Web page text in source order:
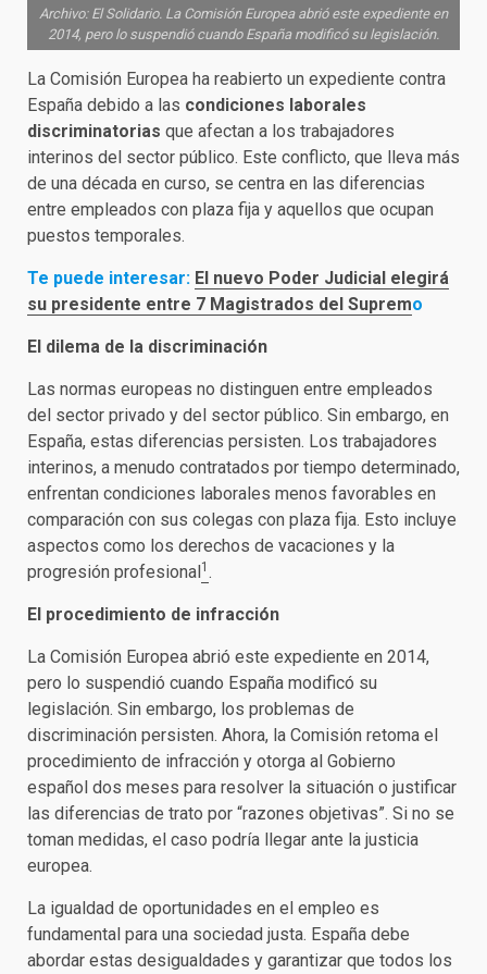
Archivo: El Solidario. La Comisión Europea abrió este expediente en
2014, pero lo suspendió cuando España modificó su legislación.
La Comisión Europea ha reabierto un expediente contra
España debido a las condiciones laborales
discriminatorias que afectan a los trabajadores
interinos del sector público. Este conflicto, que lleva más
de una década en curso, se centra en las diferencias
entre empleados con plaza fija y aquellos que ocupan
puestos temporales.
Te puede interesar: El nuevo Poder Judicial elegirá
su presidente entre 7 Magistrados del Supremo
El dilema de la discriminación
Las normas europeas no distinguen entre empleados
del sector privado y del sector público. Sin embargo, en
España, estas diferencias persisten. Los trabajadores
interinos, a menudo contratados por tiempo determinado,
enfrentan condiciones laborales menos favorables en
comparación con sus colegas con plaza fija. Esto incluye
aspectos como los derechos de vacaciones y la
progresión profesional1 .
El procedimiento de infracción
La Comisión Europea abrió este expediente en 2014,
pero lo suspendió cuando España modificó su
legislación. Sin embargo, los problemas de
discriminación persisten. Ahora, la Comisión retoma el
procedimiento de infracción y otorga al Gobierno
español dos meses para resolver la situación o justificar
las diferencias de trato por “razones objetivas”. Si no se
toman medidas, el caso podría llegar ante la justicia
europea.
La igualdad de oportunidades en el empleo es
fundamental para una sociedad justa. España debe
abordar estas desigualdades y garantizar que todos los